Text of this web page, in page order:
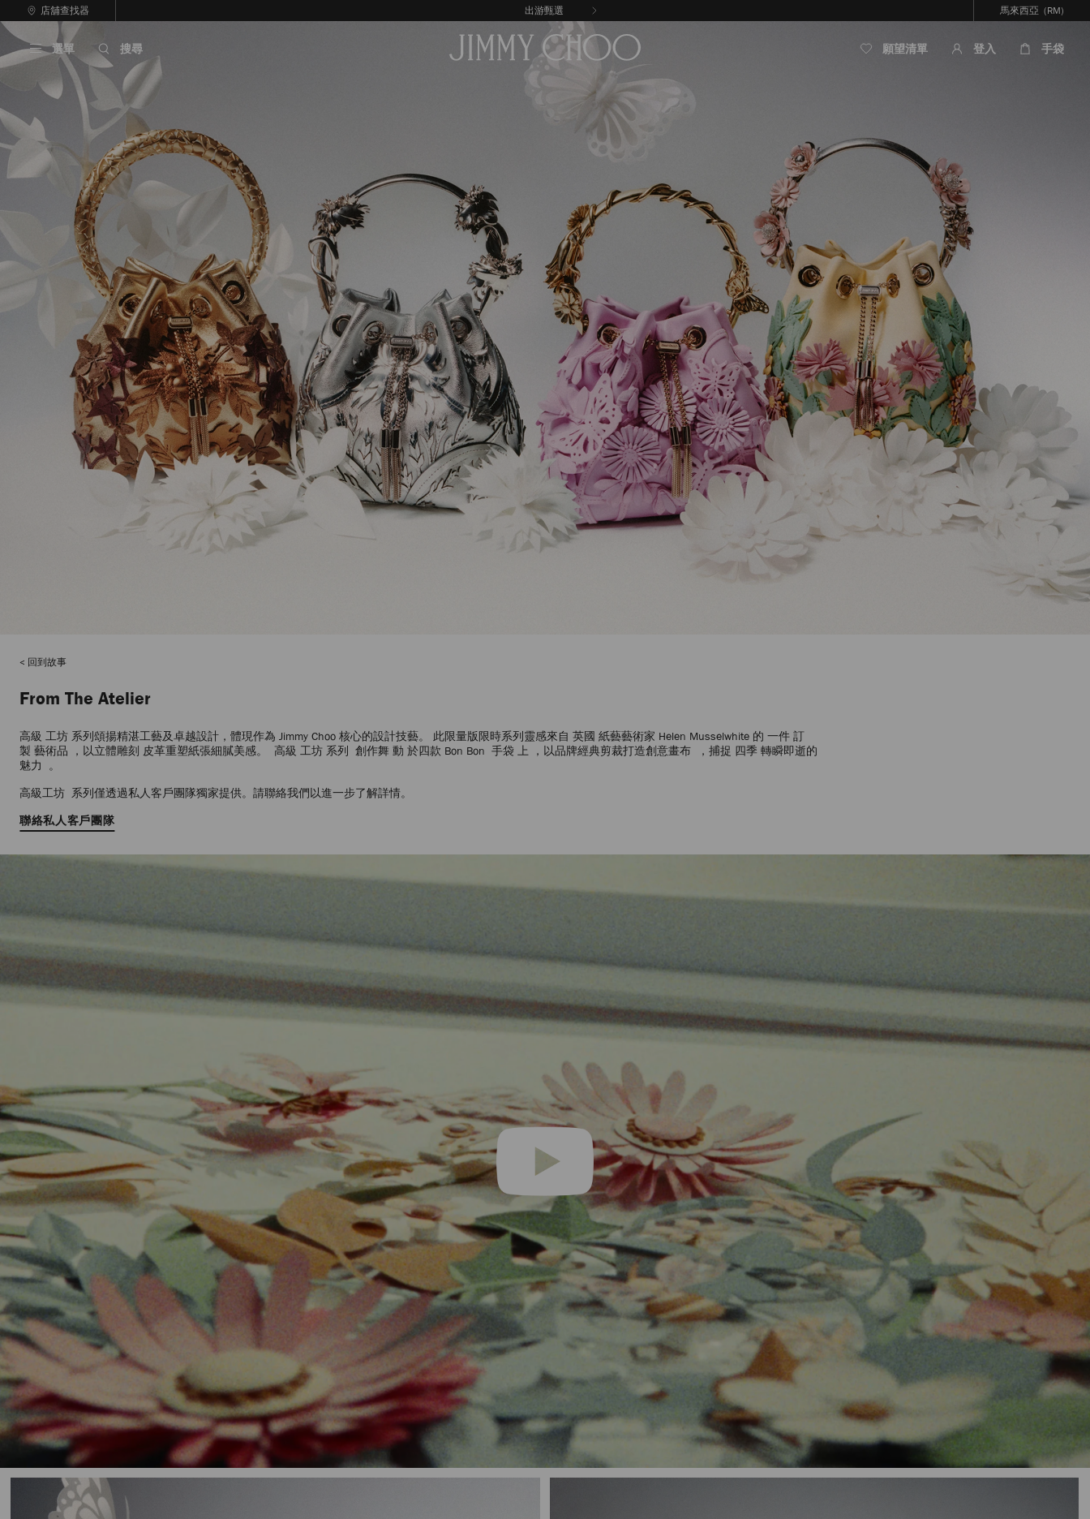
至
容
店舖查找器 享受免費送貨和退貨服務
停
自
動
馬來西亞 (RM)
選單 搜尋 願望清單 登入 手袋
回到故事
From The Atelier
高級 工坊 系列頌揚精湛工藝及卓越設計，體現作為 Jimmy Choo 核心的設計技藝。 此限量版限時系列靈感來自 英國 紙藝藝術家 Helen Musselwhite 的 一件 訂
製 藝術品 ，以立體雕刻 皮革重塑紙張細膩美感。 高級 工坊 系列 創作舞 動 於四款 Bon Bon 手袋 上 ，以品牌經典剪裁打造創意畫布 ，捕捉 四季 轉瞬即逝的
魅力 。
高級工坊 系列僅透過私人客戶團隊獨家提供。請聯絡我們以進一步了解詳情。
聯絡私人客戶團隊